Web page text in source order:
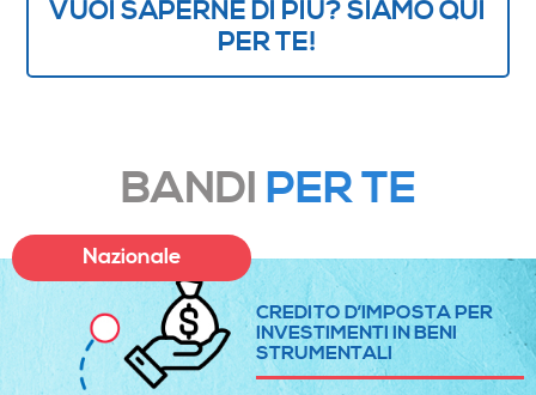
VUOI SAPERNE DI PIÙ? SIAMO QUI
PER TE!
BANDI PER TE
Nazionale
CREDITO D’IMPOSTA PER
INVESTIMENTI IN BENI
STRUMENTALI